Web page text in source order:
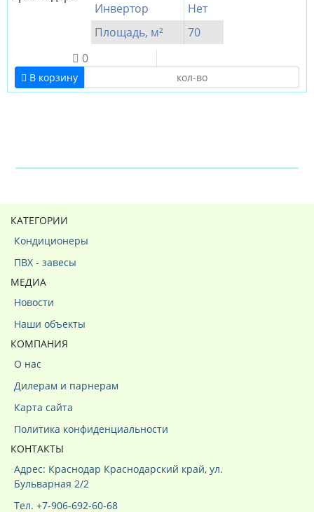
Инвертор
Нет
Площадь, м²
70
0
В корзину
КАТЕГОРИИ
Кондиционеры
ПВХ - завесы
МЕДИА
Новости
Наши объекты
КОМПАНИЯ
О нас
Дилерам и парнерам
Карта сайта
Политика конфиденциальности
КОНТАКТЫ
Адрес: Краснодар Краснодарский край, ул.
Бульварная 2/2
Тел. +7-906-692-60-68